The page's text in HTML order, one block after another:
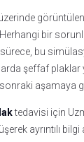
bir
sürece, bu
şeffaf plaklar
aşamaya
tedavisi için
ayrıntılı